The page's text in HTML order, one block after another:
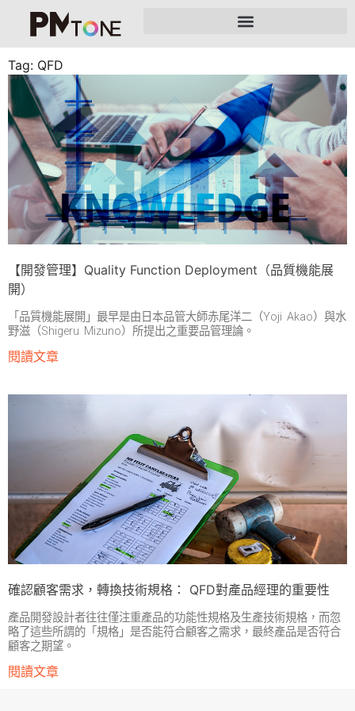
Tag: QFD
【開發管理】Quality Function Deployment（品質機能展
開）
「品質機能展開」最早是由日本品管大師赤尾洋二（Yoji Akao）與水
野滋（Shigeru Mizuno）所提出之重要品管理論。
閱讀文章
確認顧客需求，轉換技術規格： QFD對產品經理的重要性
產品開發設計者往往僅注重產品的功能性規格及生產技術規格，而忽
略了這些所謂的「規格」是否能符合顧客之需求，最終產品是否符合
顧客之期望。
閱讀文章